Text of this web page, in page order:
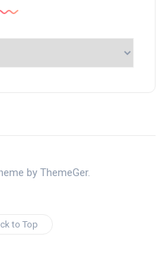
by ThemeGer.
to Top